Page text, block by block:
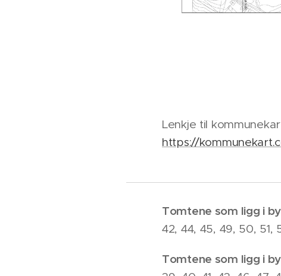
Lenkje til
https://
Tomtene som ligg i
42, 44, 45, 49, 50, 51,
Tomtene som ligg i